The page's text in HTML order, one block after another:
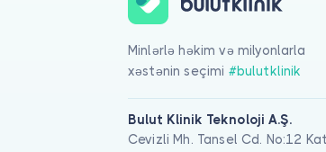
Minlərlə həkim və milyonlarla
xəstənin seçimi #bulutklinik
Bulut Klinik Teknoloji A.Ş.
Cevizli Mh. Tansel Cd. No:12